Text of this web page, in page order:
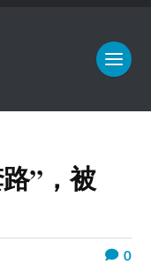
”，被
0